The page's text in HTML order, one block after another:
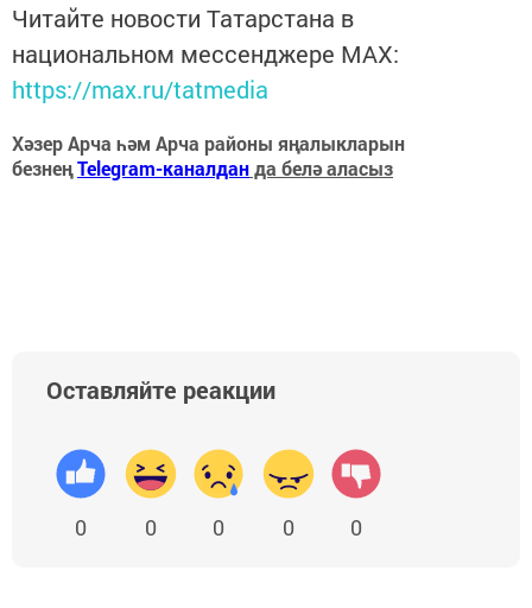
Читайте новости Татарстана в
национальном мессенджере MАХ:
https://max.ru/tatmedia
Хәзер Арча һәм Арча районы яңалыкларын
безнеңTelegram-каналданда белә аласыз
Оставляйте реакции
0 0 0 0 0